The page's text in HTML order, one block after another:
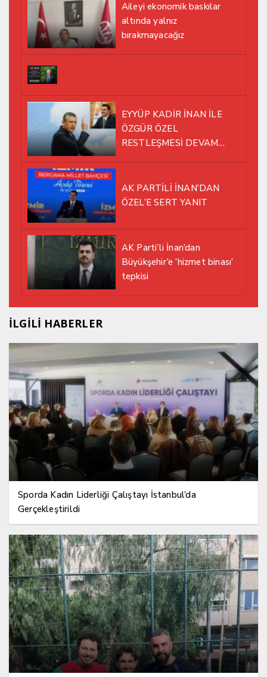
Aileyi ekonomik baskılar
altında yalnız
bırakmayacağız
EYYÜP KADİR İNAN İLE
ÖZGÜR ÖZEL
RESTLEŞMESİ DEVAM
AK PARTİLİ İNAN’DAN
ÖZEL’E SERT YANIT
AK Parti’li İnan’dan
Büyükşehir’e ‘hizmet binası’
tepkisi
İLGİLİ HABERLER
Sporda Kadın Liderliği Çalıştayı İstanbul’da
Gerçekleştirildi